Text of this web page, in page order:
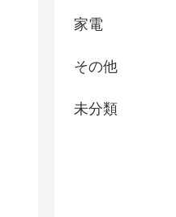
家電
その他
未分類